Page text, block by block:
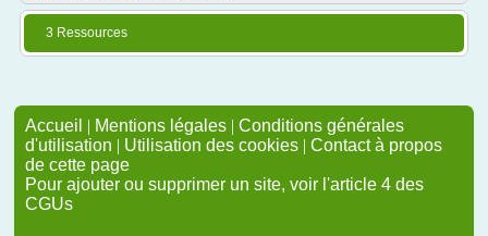
3 Ressources
Accueil | Mentions légales | Conditions générales
d'utilisation | Utilisation des cookies | Contact à propos
de cette page
Pour ajouter ou supprimer un site, voir l'article 4 des
CGUs